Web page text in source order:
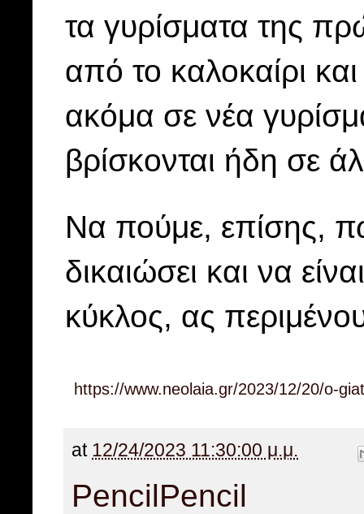
τα γυρίσματα της
από το καλοκαίρι
ακόμα σε νέα
βρίσκονται ήδη σε
Να πούμε, επίσης,
δικαιώσει και να
κύκλος, ας
https://www.neolaia.gr/2023/12/20/o-
at 12/24/2023 11:30:00 μ.μ.
PencilPencil